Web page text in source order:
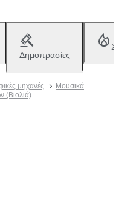
Δημοπρασίες
μηχανές
Μουσικά
(Βιολιά)